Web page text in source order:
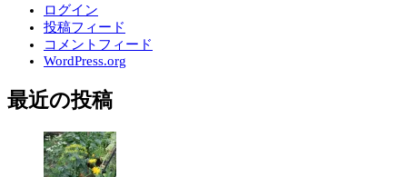
ログイン
投稿フィード
コメントフィード
WordPress.org
最近の投稿